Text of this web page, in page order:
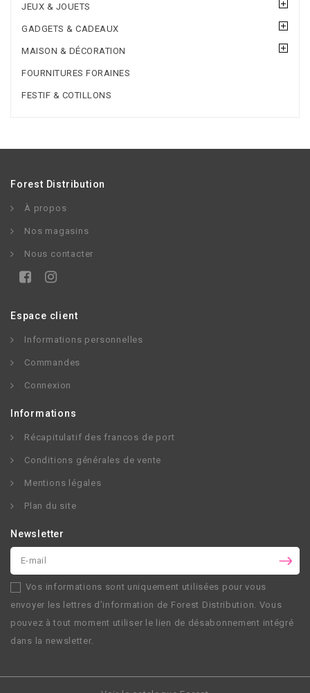
JEUX & JOUETS
GADGETS & CADEAUX
MAISON & DÉCORATION
FOURNITURES FORAINES
FESTIF & COTILLONS
Forest Distribution
À propos
Nos magasins
Nous contacter
Espace client
Informations personnelles
Commandes
Connexion
Informations
Récapitulatif des francos de port
Conditions générales de vente
Mentions légales
Plan du site
Newsletter
Vos informations sont uniquement utilisées pour vous
envoyer les lettres d’information de Forest Distribution . Vous
pouvez à tout moment utiliser le lien de désabonnement intégré
dans la newsletter.